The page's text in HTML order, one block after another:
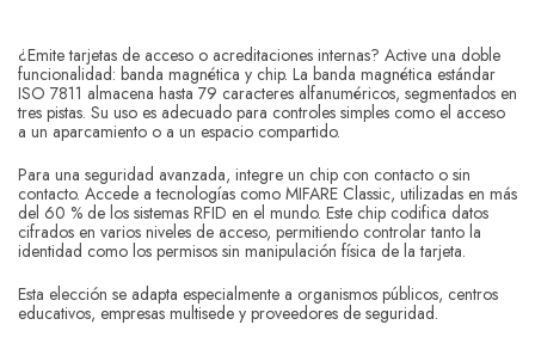
¿Emite tarjetas de acceso o acreditaciones internas? Active una doble
funcionalidad: banda magnética y chip. La banda magnética estándar
ISO 7811 almacena hasta 79 caracteres alfanuméricos, segmentados en
tres pistas. Su uso es adecuado para controles simples como el acceso
a un aparcamiento o a un espacio compartido.
Para una seguridad avanzada, integre un chip con contacto o sin
contacto. Accede a tecnologías como MIFARE Classic, utilizadas en más
del 60 % de los sistemas RFID en el mundo. Este chip codifica datos
cifrados en varios niveles de acceso, permitiendo controlar tanto la
identidad como los permisos sin manipulación física de la tarjeta.
Esta elección se adapta especialmente a organismos públicos, centros
educativos, empresas multisede y proveedores de seguridad.